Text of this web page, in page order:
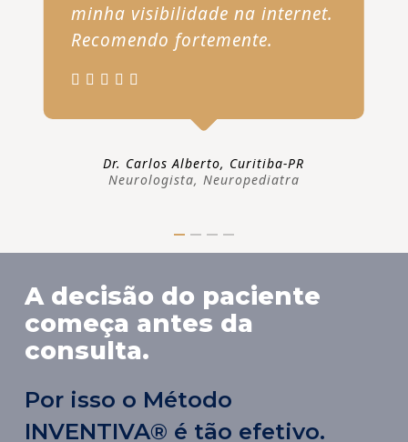
minha visibilidade na internet.
Recomendo fortemente.
Dr. Carlos Alberto, Curitiba-PR
Neurologista, Neuropediatra
A decisão do paciente
começa antes da
consulta.
Por isso o Método
INVENTIVA® é tão efetivo.